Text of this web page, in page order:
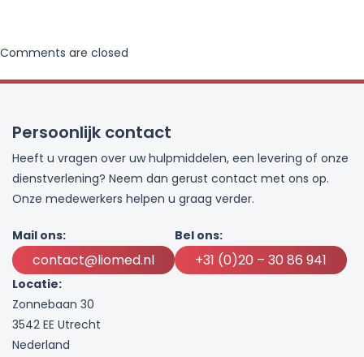
Comments are closed
Persoonlijk contact
Heeft u vragen over uw hulpmiddelen, een levering of onze
dienstverlening? Neem dan gerust contact met ons op.
Onze medewerkers helpen u graag verder.
Mail ons:
contact@liomed.nl
Bel ons:
+31 (0)20 – 30 86 941
Locatie:
Zonnebaan 30
3542 EE Utrecht
Nederland